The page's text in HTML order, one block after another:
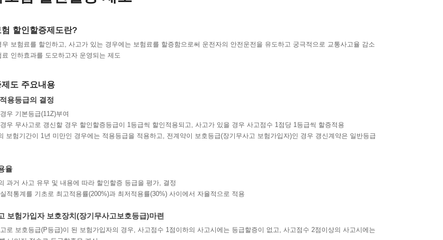
할인할증제도란?
보험료를 할인하고, 사고가 있는 경우에는 보험료를 할증함으로써 운전자의 안전운전을 유도하고 궁극적으로 교통사고율 감소
료 인하효과를 도모하고자 운영되는 제도
도 주요내용
용등급의 결정
우 기본등급(11Z)부여
우 무사고로 갱신할 경우 할인할증등급이 1등급씩 할인적용되고, 사고가 있을 경우 사고점수 1점당 1등급씩 할증적용
보험기간이 1년 미만인 경우에는 적용등급을 적용하고, 전계약이 보호등급(장기무사고 보험가입자)인 경우 갱신계약은 일반등급
율
과거 사고 유무 및 내용에 따라 할인할증 등급을 평가, 결정
적통계를 기초로 최고적용률(200%)과 최저적용률(30%) 사이에서 자율적으로 적용
보험가입자 보호장치(장기무사고보호등급)마련
로 보호등급(P등급)이 된 보험가입자의 경우, 사고점수 1점이하의 사고시에는 등급할증이 없고, 사고점수 2점이상의 사고시에는